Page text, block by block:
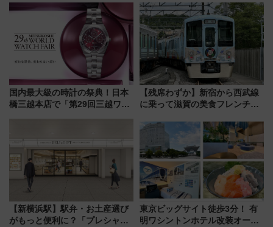
国内最大級の時計の祭典！日本
橋三越本店で「第29回三越ワー
【残席わずか】新宿から西武線
に乗って滋賀の美食フレンチを
「52席の至福」で味わう近江牛
や伝統文化の特別コラボ
【新横浜駅】駅弁・お土産選び
がもっと便利に？「プレシャス
東京ビッグサイト徒歩3分！ 有
明ワシントンホテル改装オープ